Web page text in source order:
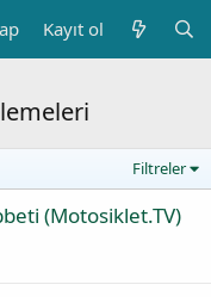
Kayıt ol
Filtreler
(Motosiklet.TV)